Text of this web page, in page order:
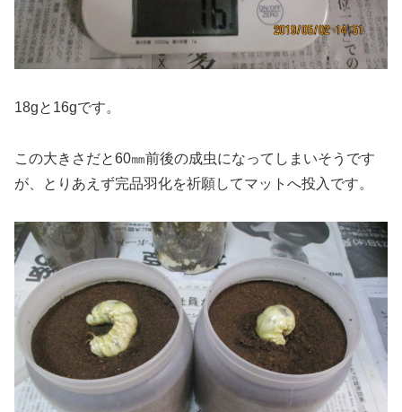
18gと16gです。
この大きさだと60㎜前後の成虫になってしまいそうです
が、とりあえず完品羽化を祈願してマットへ投入です。